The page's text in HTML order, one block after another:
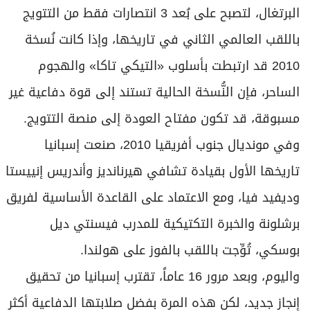
البرتغال، لتصبح على بُعد 3 انتصارات فقط من التتويج
باللقب العالمي الثاني في تاريخها، وإذا كانت نُسخة
2010 قد ارتبطت بأسلوب «التيكي تاكا» والهجوم
الساحر، فإن النُّسخة الحالية تستند إلى قوة دفاعية غير
مسبوقة، قد تكون مفتاح العودة إلى منصة التتويج.
وفي مونديال جنوب أفريقيا 2010، صنعت إسبانيا
تاريخها الأول بقيادة تشافي هيرنانديز وأندريس إنييستا
وديفيد فيا، ومع الاعتماد على القاعدة الأساسية لفريق
برشلونة والخبرة التكتيكية للمدرب فيسنتي ديل
بوسكي، تُوِّجت باللقب بالفوز على هولندا.
واليوم، وبعد مرور 16 عاماً، تقترب إسبانيا من تحقيق
إنجاز جديد، لكن هذه المرة بفضل صلابتها الدفاعية أكثر